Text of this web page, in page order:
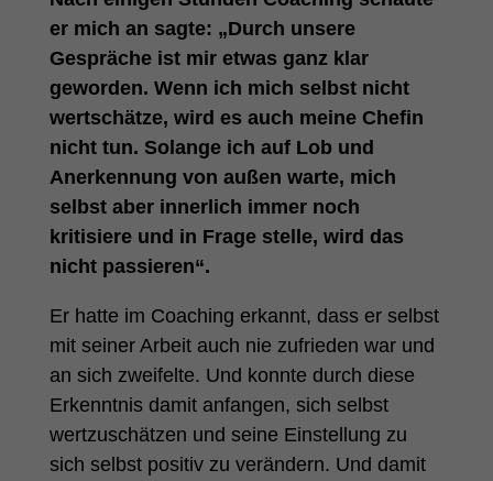
er mich an sagte: „Durch unsere
Gespräche ist mir etwas ganz klar
geworden. Wenn ich mich selbst nicht
wertschätze, wird es auch meine Chefin
nicht tun. Solange ich auf Lob und
Anerkennung von außen warte, mich
selbst aber innerlich immer noch
kritisiere und in Frage stelle, wird das
nicht passieren“.
Er hatte im Coaching erkannt, dass er selbst
mit seiner Arbeit auch nie zufrieden war und
an sich zweifelte. Und konnte durch diese
Erkenntnis damit anfangen, sich selbst
wertzuschätzen und seine Einstellung zu
sich selbst positiv zu verändern. Und damit